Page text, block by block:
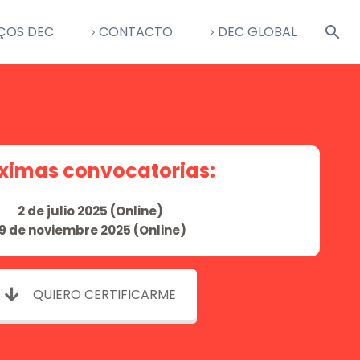
DEC CONTACTO DEC GLOBAL
convocatorias:
2 de julio 2025 (Online)
de noviembre 2025 (Online)
QUIERO CERTIFICARME